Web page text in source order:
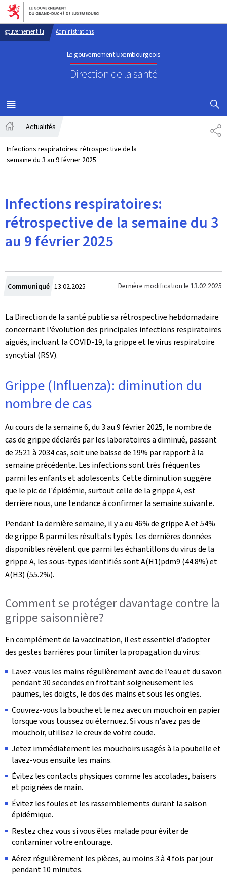
Aller au menu principal
Aller au contenu
gouvernement.lu Administrations
Le gouvernement luxembourgeois
Direction de la santé
MENU
PRINCIPAL
Actualités
Infections respiratoires: rétrospective de la
semaine du 3 au 9 février 2025
Infections respiratoires:
rétrospective de la semaine du 3
au 9 février 2025
Communiqué Crée
le
13.02.2025 Dernière modification le 13.02.2025
La Direction de la santé publie sa rétrospective hebdomadaire
concernant l'évolution des principales infections respiratoires
aiguës, incluant la COVID-19, la grippe et le virus respiratoire
syncytial (RSV).
Grippe (Influenza): diminution du
nombre de cas
Au cours de la semaine 6, du 3 au 9 février 2025, le nombre de
cas de grippe déclarés par les laboratoires a diminué, passant
de 2521 à 2034 cas, soit une baisse de 19% par rapport à la
semaine précédente. Les infections sont très fréquentes
parmi les enfants et adolescents. Cette diminution suggère
que le pic de l'épidémie, surtout celle de la grippe A, est
derrière nous, une tendance à confirmer la semaine suivante.
Pendant la dernière semaine, il y a eu 46% de grippe A et 54%
de grippe B parmi les résultats typés. Les dernières données
disponibles révèlent que parmi les échantillons du virus de la
grippe A, les sous-types identifiés sont A(H1)pdm9 (44.8%) et
A(H3) (55.2%).
Comment se protéger davantage contre la
grippe saisonnière?
En complément de la vaccination, il est essentiel d'adopter
des gestes barrières pour limiter la propagation du virus:
Lavez-vous les mains régulièrement avec de l'eau et du savon
pendant 30 secondes en frottant soigneusement les
paumes, les doigts, le dos des mains et sous les ongles.
Couvrez-vous la bouche et le nez avec un mouchoir en papier
lorsque vous toussez ou éternuez. Si vous n'avez pas de
mouchoir, utilisez le creux de votre coude.
Jetez immédiatement les mouchoirs usagés à la poubelle et
lavez-vous ensuite les mains.
Évitez les contacts physiques comme les accolades, baisers
et poignées de main.
Évitez les foules et les rassemblements durant la saison
épidémique.
Restez chez vous si vous êtes malade pour éviter de
contaminer votre entourage.
Aérez régulièrement les pièces, au moins 3 à 4 fois par jour
pendant 10 minutes.